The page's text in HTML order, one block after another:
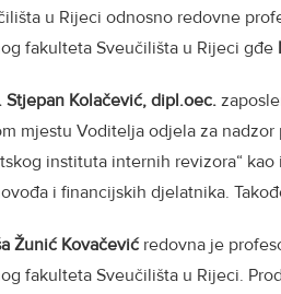
u Rijeci odnosno redovne
fakulteta Sveučilišta u Rijeci gđe
Stjepan Kolačević, dipl.oec.
mjestu Voditelja odjela za
instituta internih revizora“
i financijskih djelatnika.
Žunić Kovačevićredovna je
fakulteta Sveučilišta u Rijeci.